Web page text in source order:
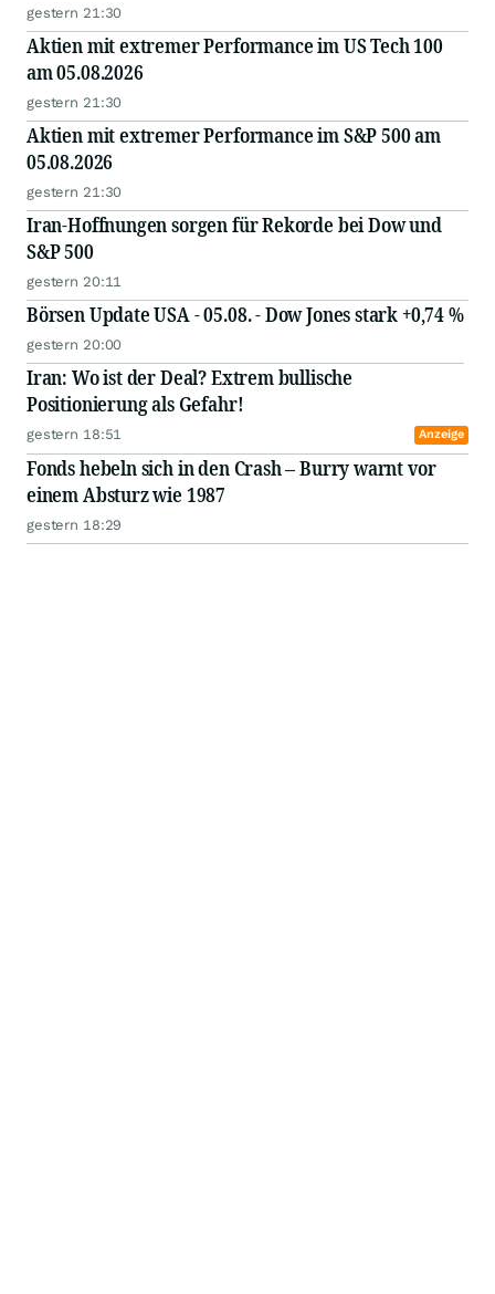
gestern 21:30
Aktien mit extremer Performance im US Tech 100
am 05.08.2026
gestern 21:30
Aktien mit extremer Performance im S&P 500 am
05.08.2026
gestern 21:30
Iran-Hoffnungen sorgen für Rekorde bei Dow und
S&P 500
gestern 20:11
Börsen Update USA - 05.08. - Dow Jones stark +0,74 %
gestern 20:00
Iran: Wo ist der Deal? Extrem bullische
Positionierung als Gefahr!
gestern 18:51 Anzeige
Fonds hebeln sich in den Crash – Burry warnt vor
einem Absturz wie 1987
gestern 18:29